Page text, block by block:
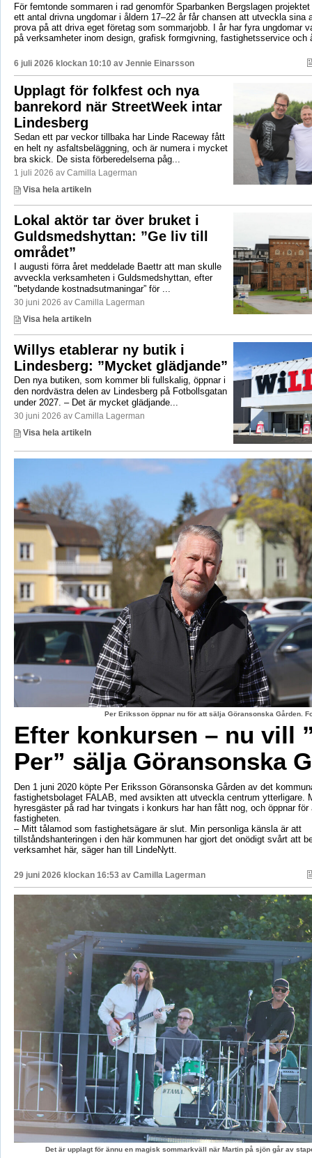
För femtonde sommaren i rad genomför Sparbanken Bergslagen
ett antal drivna ungdomar i åldern 17–22 år får chansen att utveckla sina
prova på att driva eget företag som sommarjobb. I år har fyra ungdomar
på verksamheter inom design, grafisk formgivning, fastighetsservice och
6 juli 2026 klockan 10:10 av Jennie Einarsson
Upplagt för folkfest och nya
banrekord när StreetWeek intar
Lindesberg
Sedan ett par veckor tillbaka har Linde Raceway fått
en helt ny asfaltsbeläggning, och är numera i mycket
bra skick. De sista förberedelserna påg...
1 juli 2026 av Camilla Lagerman
Visa hela artikeln
Lokal aktör tar över bruket i
Guldsmedshyttan: ”Ge liv till
området”
I augusti förra året meddelade Baettr att man skulle
avveckla verksamheten i Guldsmedshyttan, efter
"betydande kostnadsutmaningar” för ...
30 juni 2026 av Camilla Lagerman
Visa hela artikeln
Willys etablerar ny butik i
Lindesberg: ”Mycket glädjande”
Den nya butiken, som kommer bli fullskalig, öppnar i
den nordvästra delen av Lindesberg på Fotbollsgatan
under 2027. – Det är mycket glädjande...
30 juni 2026 av Camilla Lagerman
Visa hela artikeln
Per Eriksson öppnar nu för att sälja Göransonska Gården.
Efter konkursen – nu vill
Per” sälja Göransonska
Den 1 juni 2020 köpte Per Eriksson Göransonska Gården av det
fastighetsbolaget FALAB, med avsikten att utveckla centrum ytterligare.
hyresgäster på rad har tvingats i konkurs har han fått nog, och öppnar för
fastigheten.
– Mitt tålamod som fastighetsägare är slut. Min personliga känsla är att
tillståndshanteringen i den här kommunen har gjort det onödigt svårt att
verksamhet här, säger han till LindeNytt.
29 juni 2026 klockan 16:53 av Camilla Lagerman
Det är upplagt för ännu en magisk sommarkväll när Martin på sjön går av